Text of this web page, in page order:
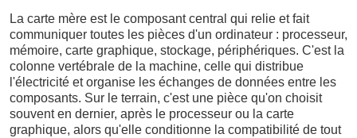
La carte mère est le composant central qui relie et fait
communiquer toutes les pièces d'un ordinateur : processeur,
mémoire, carte graphique, stockage, périphériques. C'est la
colonne vertébrale de la machine, celle qui distribue
l'électricité et organise les échanges de données entre les
composants. Sur le terrain, c'est une pièce qu'on choisit
souvent en dernier, après le processeur ou la carte
graphique, alors qu'elle conditionne la compatibilité de tout